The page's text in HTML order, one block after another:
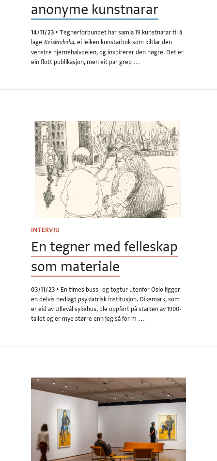
anonyme kunstnarar
14/11/23 • Tegnerforbundet har samla 19 kunstnarar til å
lage Kviskreboka, ei leiken kunstarbok som kiltlar den
venstre hjernehalvdelen, og inspirerer den høgre. Det er
ein flott publikasjon, men eit par grep …
INTERVJU
En tegner med felleskap
som materiale
03/11/23 • En times buss- og togtur utenfor Oslo ligger
en delvis nedlagt psykiatrisk institusjon. Dikemark, som
er eid av Ullevål sykehus, ble oppført på starten av 1900-
tallet og er mye større enn jeg så for m …